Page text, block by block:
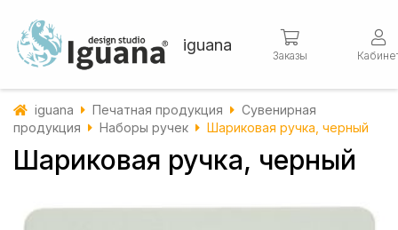
iguana
Заказы
iguana Печатная продукция
Сувенирная
продукция
Наборы ручек Шариковая ручка, черный
Шариковая ручка, черный